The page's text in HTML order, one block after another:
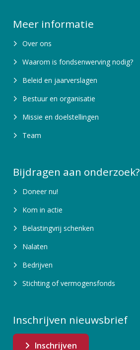
Meer informatie
Over ons
Waarom is fondsenwerving nodig?
Beleid en jaarverslagen
Bestuur en organisatie
Missie en doelstellingen
Team
Bijdragen aan onderzoek?
Doneer nu!
Kom in actie
Belastingvrij schenken
Nalaten
Bedrijven
Stichting of vermogensfonds
Inschrijven nieuwsbrief
Inschrijven